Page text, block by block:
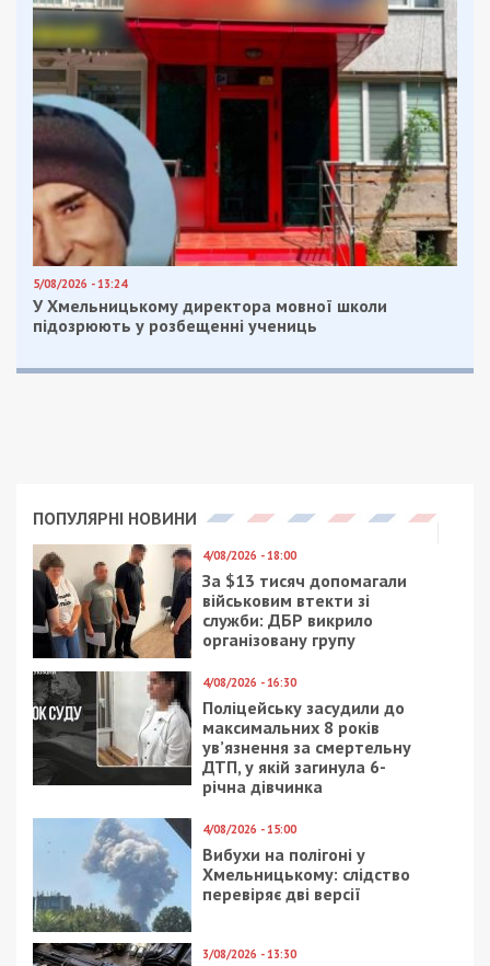
5/08/2026 - 13:24
У Хмельницькому директора мовної школи
підозрюють у розбещенні учениць
ПОПУЛЯРНІ НОВИНИ
4/08/2026 - 18:00
За $13 тисяч допомагали
військовим втекти зі
служби: ДБР викрило
організовану групу
4/08/2026 - 16:30
Поліцейську засудили до
максимальних 8 років
ув’язнення за смертельну
ДТП, у якій загинула 6-
річна дівчинка
4/08/2026 - 15:00
Вибухи на полігоні у
Хмельницькому: слідство
перевіряє дві версії
3/08/2026 - 13:30